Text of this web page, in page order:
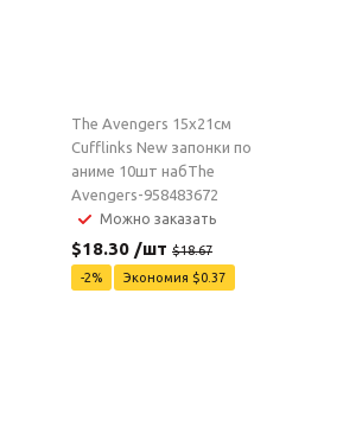
The Avengers 15x21см
Cufflinks New запонки по
аниме 10шт набThe
Avengers-958483672
Можно заказать
$18.30 /шт $18.67
-2% Экономия $0.37